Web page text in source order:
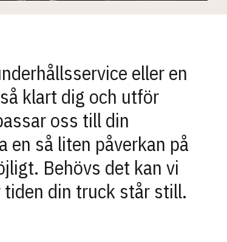
eller en
klart dig och utför
oss till din
en så liten påverkan på
Behövs det kan vi
din truck står still.